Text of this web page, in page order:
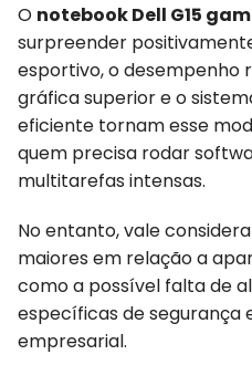
O notebook Dell G15
surpreender
esportivo, o desempenho
gráfica superior e o
eficiente tornam esse
quem precisa rodar
multitarefas intensas.
No entanto, vale
maiores em relação a
como a possível falta de
específicas de segurança
empresarial.